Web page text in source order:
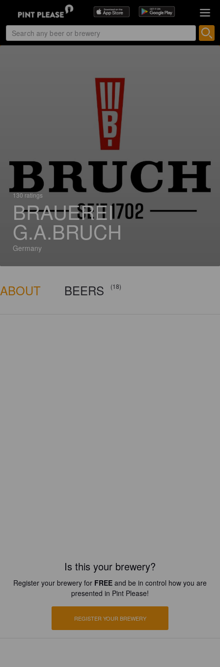
130 ratings
BRAUEREI
G.A.BRUCH
Germany
ABOUT BEERS (18)
Is this your brewery?
Register your brewery for FREE and be in control how you are
presented in Pint Please!
REGISTER YOUR BREWERY